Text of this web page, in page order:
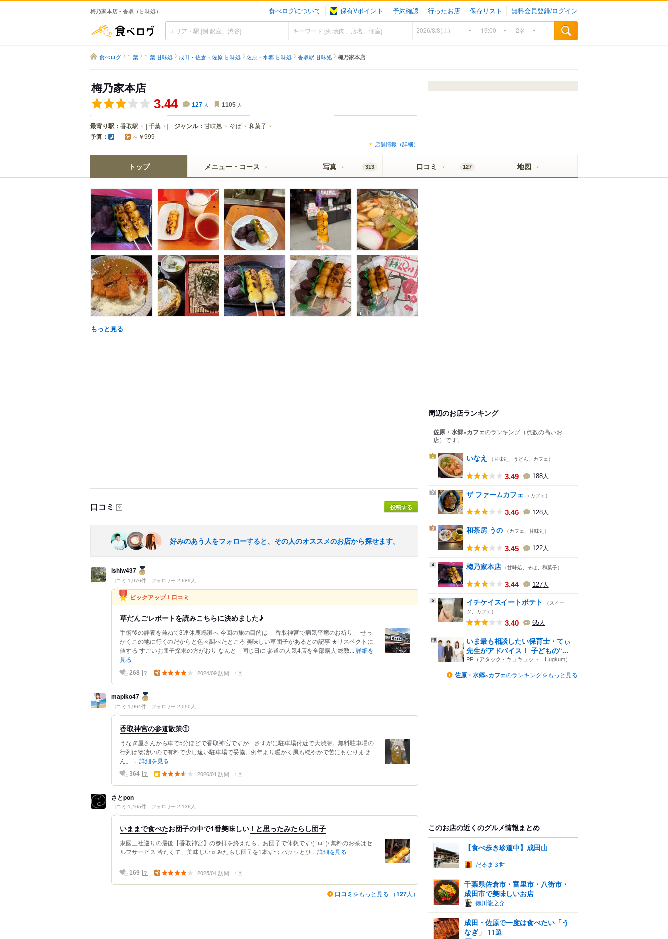
梅乃家本店 - 香取（甘味処） 食べログについて 保有Vポイント 予約確認 行ったお店 保存リスト 無料会員登録/ログイン
食べログ
食べログ 千葉 千葉 甘味処 成田・佐倉・佐原 甘味処 佐原・水郷 甘味処 香取駅 甘味処 梅乃家本店
梅乃家本店
3.44 127 人 1105 人
最寄り駅： 香取駅 [千葉 ] ジャンル： 甘味処 そば 和菓子
予算： - ～￥999
店舗情報（詳細）
トップ メニュー・コース 写真 313 口コミ 127 地図
もっと見る
口コミ ？ 投稿する
好みのあう人をフォローすると、その人のオススメのお店から探せます。
ishiw437
口コミ 1,076件 フォロワー 2,689人
ピックアップ！口コミ
草だんごレポートを読みこちらに決めました♪
手術後の静養を兼ねて3連休鹿嶋灘へ 今回の旅の目的は 「香取神宮で病気平癒のお祈り」 せっ
かくこの地に行くのだからと色々調べたところ 美味しい草団子があるとの記事 ★リスペクトに
値する すごいお団子探求の方がおり なんと 同じ日に 参道の人気4店を全部購入 総数... 詳細を
見る
268 ？ 2024/09 訪問 1回
mapiko47
口コミ 1,964件 フォロワー 2,050人
香取神宮の参道散策①
うなぎ屋さんから車で5分ほどで香取神宮ですが、さすがに駐車場付近で大渋滞。無料駐車場の
行列は物凄いので有料で少し遠い駐車場で妥協。例年より暖かく風も穏やかで苦にもなりませ
ん。 ... 詳細を見る
364 ？ 2026/01 訪問 1回
さとpon
口コミ 1,465件 フォロワー 2,136人
いままで食べたお団子の中で1番美味しい！と思ったみたらし団子
東國三社巡りの最後【香取神宮】の参拝を終えたら、お団子で休憩です\( ´ω` )/ 無料のお茶はセ
ルフサービス 冷たくて、美味しい♫ みたらし団子を1本ずつ パクッとひ... 詳細を見る
169 ？ 2025/04 訪問 1回
口コミ をもっと見る （127人）
周辺のお店ランキング
佐原・水郷×カフェのランキング （点数の高いお
店） です。
1 いなえ （甘味処、うどん、カフェ）
3.49 188人
2 ザ ファームカフェ （カフェ）
3.46 128人
3 和茶房 うの （カフェ、甘味処）
3.45 122人
4 梅乃家本店 （甘味処、そば、和菓子）
3.44 127人
5 イチケイスイートポテト
（スイー
ツ、カフェ）
3.40 65人
いま最も相談したい保育士・てぃ
先生がアドバイス！ 子どもの“...
PR（アタック・キュキュット｜Hugkum）
佐原・水郷×カフェのランキングをもっと見る
このお店の近くのグルメ情報まとめ
【食べ歩き珍道中】成田山
だるま３世
千葉県佐倉市・富里市・八街市・
成田市で美味しいお店
徳川龍之介
成田・佐原で一度は食べたい「う
なぎ」 11選